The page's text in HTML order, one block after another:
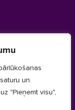
un
"Pieņemt visu",